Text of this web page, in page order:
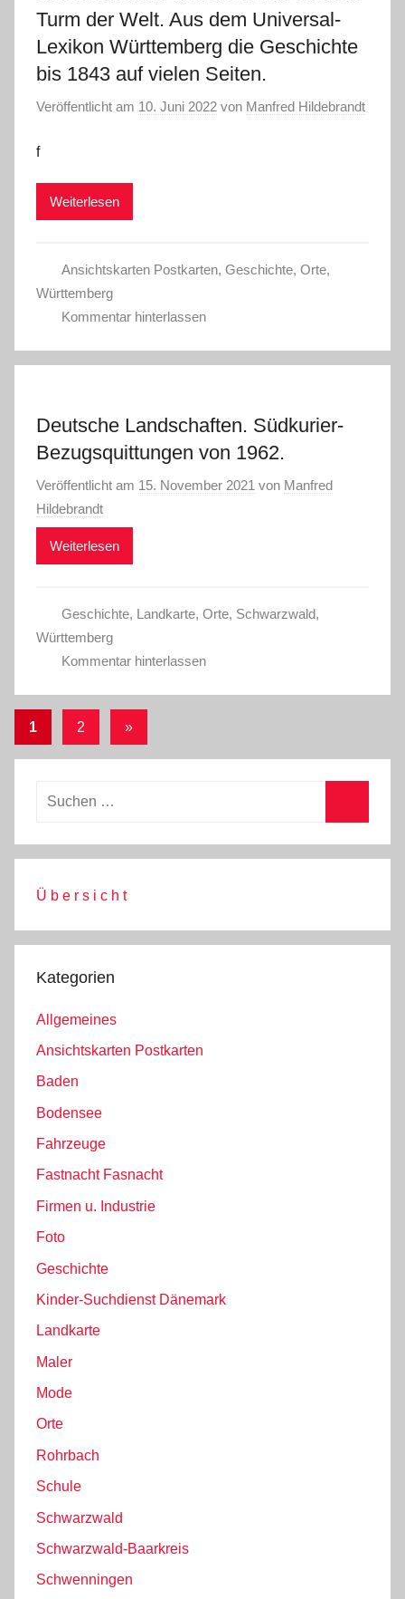
Turm der Welt. Aus dem Universal-
Lexikon Württemberg die Geschichte
bis 1843 auf vielen Seiten.
Veröffentlicht am 10. Juni 2022 von Manfred Hildebrandt
f
Weiterlesen
Ansichtskarten Postkarten, Geschichte, Orte,
Württemberg
Kommentar hinterlassen
Deutsche Landschaften. Südkurier-
Bezugsquittungen von 1962.
Veröffentlicht am 15. November 2021 von Manfred
Hildebrandt
Weiterlesen
Geschichte, Landkarte, Orte, Schwarzwald,
Württemberg
Kommentar hinterlassen
Beitragsnavigation
1 2
Nächste
»
Ü b e r s i c h t
Kategorien
Allgemeines
Ansichtskarten Postkarten
Baden
Bodensee
Fahrzeuge
Fastnacht Fasnacht
Firmen u. Industrie
Foto
Geschichte
Kinder-Suchdienst Dänemark
Landkarte
Maler
Mode
Orte
Rohrbach
Schule
Schwarzwald
Schwarzwald-Baarkreis
Schwenningen